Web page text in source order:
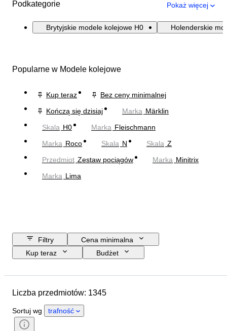
Podkategorie Pokaż więcej
Brytyjskie modele kolejowe H0 Holenderskie
Popularne w Modele kolejowe
Kup teraz
Bez ceny minimalnej
Kończą się dzisiaj
Marka Märklin
Skala H0 Marka Fleischmann
Marka Roco Skala N Skala Z
Przedmiot Zestaw pociągów Marka Minitrix
Marka Lima
Filtry
Cena minimalna
Kup teraz
Budżet
Kraj pochodzenia
Dodatki
Kolor
Skala
Liczba przedmiotów: 1345
Sortuj wg trafność